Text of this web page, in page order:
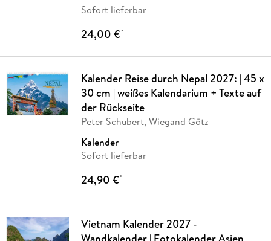
Sofort lieferbar
24,00 €*
Kalender Reise durch Nepal 2027: | 45 x
30 cm | weißes Kalendarium + Texte auf
der Rückseite
Peter Schubert, Wiegand Götz
Kalender
Sofort lieferbar
24,90 €*
Vietnam Kalender 2027 -